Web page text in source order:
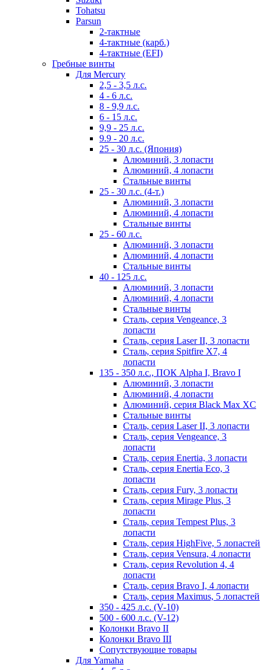
Tohatsu
Parsun
2-тактные
4-тактные (карб.)
4-тактные (EFI)
Гребные винты
Для Mercury
2,5 - 3,5 л.с.
4 - 6 л.с.
8 - 9,9 л.с.
6 - 15 л.с.
9,9 - 25 л.с.
9.9 - 20 л.с.
25 - 30 л.с. (Япония)
Алюминий, 3 лопасти
Алюминий, 4 лопасти
Стальные винты
25 - 30 л.с. (4-т.)
Алюминий, 3 лопасти
Алюминий, 4 лопасти
Стальные винты
25 - 60 л.с.
Алюминий, 3 лопасти
Алюминий, 4 лопасти
Стальные винты
40 - 125 л.с.
Алюминий, 3 лопасти
Алюминий, 4 лопасти
Стальные винты
Сталь, серия Vengeance, 3
лопасти
Сталь, серия Laser II, 3 лопасти
Сталь, серия Spitfire X7, 4
лопасти
135 - 350 л.с., ПОК Alpha I, Bravo I
Алюминий, 3 лопасти
Алюминий, 4 лопасти
Алюминий, серия Black Max XC
Стальные винты
Сталь, серия Laser II, 3 лопасти
Сталь, серия Vengeance, 3
лопасти
Сталь, серия Enertia, 3 лопасти
Сталь, серия Enertia Eco, 3
лопасти
Сталь, серия Fury, 3 лопасти
Сталь, серия Mirage Plus, 3
лопасти
Сталь, серия Tempest Plus, 3
лопасти
Сталь, серия HighFive, 5 лопастей
Сталь, серия Vensura, 4 лопасти
Сталь, серия Revolution 4, 4
лопасти
Сталь, серия Bravo I, 4 лопасти
Сталь, серия Maximus, 5 лопастей
350 - 425 л.с. (V-10)
500 - 600 л.с. (V-12)
Колонки Bravo II
Колонки Bravo III
Сопутствующие товары
Для Yamaha